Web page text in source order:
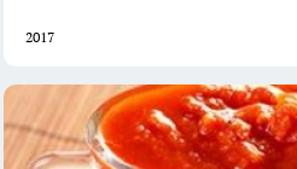
2017